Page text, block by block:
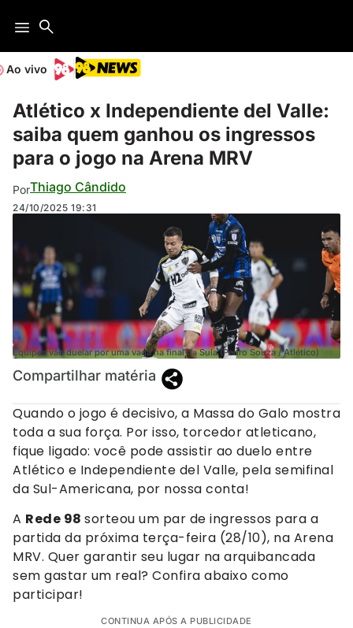
Ao vivo
Atlético x Independiente del Valle:
saiba quem ganhou os ingressos
para o jogo na Arena MRV
PorThiago Cândido
24/10/2025 19:31
Equipes vão duelar por uma vaga na final da Sula (Pedro Souza / Atlético)
Compartilhar matéria
Quando o jogo é decisivo, a Massa do Galo mostra
toda a sua força. Por isso, torcedor atleticano,
fique ligado: você pode assistir ao duelo entre
Atlético e Independiente del Valle, pela semifinal
da Sul-Americana, por nossa conta!
A Rede 98 sorteou um par de ingressos para a
partida da próxima terça-feira (28/10), na Arena
MRV. Quer garantir seu lugar na arquibancada
sem gastar um real? Confira abaixo como
participar!
CONTINUA APÓS A PUBLICIDADE